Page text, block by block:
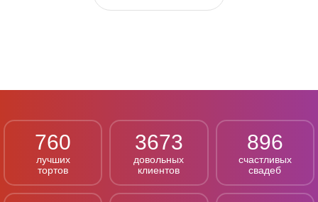
760
лучших
тортов
3673
довольных
клиентов
896
счастливых
свадеб